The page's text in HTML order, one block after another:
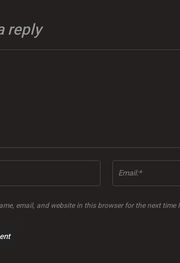
reply
email, and website in this browser for the next time